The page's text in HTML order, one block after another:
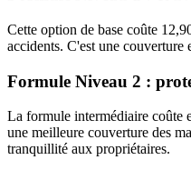
Cette option de base coûte
accidents. C'est une couverture
Formule Niveau 2 :
La formule intermédiaire coûte
une meilleure couverture des
tranquillité aux propriétaires.